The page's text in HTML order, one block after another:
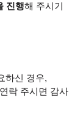
진행해 주시기
하신 경우,
락 주시면 감사